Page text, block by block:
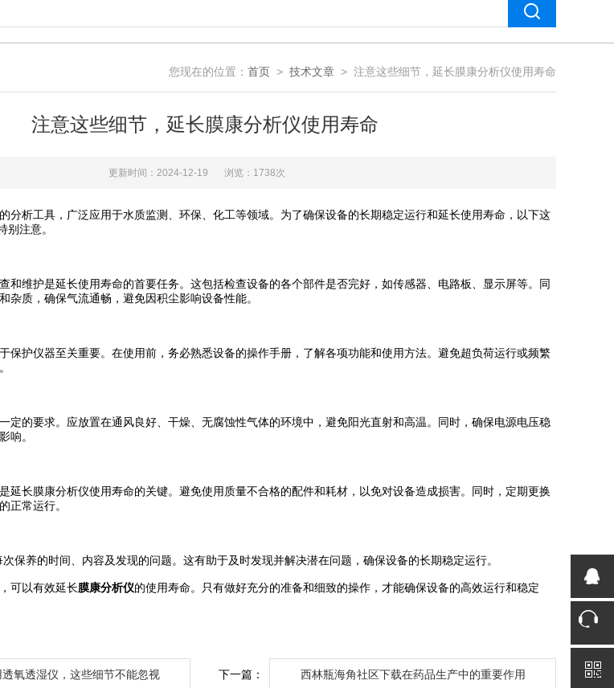
您现在的位置： 首页 > 技术文章 > 注意这些细节，延长膜康分析仪使用寿命
注意这些细节，延长膜康分析仪使用寿命
更新时间：2024-12-19 浏览：1738次
析工具，广泛应用于水质监测、环保、化工等领域。为了确保设备的长期稳定运行和延长使用寿命，以下这
别注意。
和维护是延长使用寿命的首要任务。这包括检查设备的各个部件是否完好，如传感器、电路板、显示屏等。同
杂质，确保气流通畅，避免因积尘影响设备性能。
护仪器至关重要。在使用前，务必熟悉设备的操作手册，了解各项功能和使用方法。避免超负荷运行或频繁
的要求。应放置在通风良好、干燥、无腐蚀性气体的环境中，避免阳光直射和高温。同时，确保电源电压稳
响。
长膜康分析仪使用寿命的关键。避免使用质量不合格的配件和耗材，以免对设备造成损害。同时，定期更换
正常运行。
养的时间、内容及发现的问题。这有助于及时发现并解决潜在问题，确保设备的长期稳定运行。
可以有效延长膜康分析仪的使用寿命。只有做好充分的准备和细致的操作，才能确保设备的高效运行和稳定
氧透湿仪，这些细节不能忽视 下一篇： 西林瓶海角社区下载在药品生产中的重要作用